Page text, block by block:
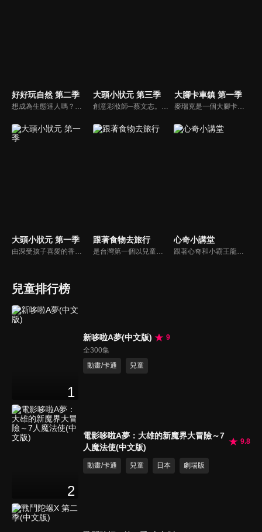
好好玩自然 第二季
想成為生態達人嗎？喜愛悠遊山海叢林、與動物昆蟲親近的小朋友別錯過囉！就讓柳丁哥哥與生態專家阿峰，帶你一起揭開大自然的神秘面紗！
大頭小狀元 第三季
創意彩妝師─蔡文志。香蕉哥哥扮演成一個老婆婆，大頭嚇了一跳，於是香蕉哥哥介紹了化妝師─Tommy給大頭認識。Tommy帶香蕉哥哥、大頭一起參觀Tommy幫學生上課的情形，Tommy和香蕉哥哥舉行創意彩妝PK賽。
大腳卡車鎮 第一季
麥瑞克是一個大腳卡車。 大腳卡車城的居民們都可以尋求他的説明。 但是，他幾乎沒法一個人解決所有的問題。 幸運的是，他有很多朋友會説明他！ 大腳卡車們在這個豐富的卡車城裡過著幸福的生活，這裡也經常有一些讓人激動的事情發生。
大頭小狀元 第一季
由深受孩子喜愛的香蕉哥哥林掄元遍訪全台，帶領小朋友認識台灣各地的技藝達人，介紹日常生活中息息相關的行業。
跟著食物去旅行
是台灣第一個以兒童的視野，帶領大家到食材的產地，了解食材生長的過程，以及農夫種植、養殖的辛苦，深具教育意義節目。透過長達三個月至半年的產地體驗，從一顆種子變成一桌子的菜，讓孩子更能深刻體會到生命的歷程，對食物營養、食品安全的認識，以及食文化的傳承、與環境的調和、對食物的感恩之心。
心奇小講堂
跟著心奇和小霸王龍的步伐 ，一起遊戲、 一起成長、 一起學習。
兒童排行榜
1
新哆啦A夢(中文版)
9
全300集
動畫/卡通
兒童
2
電影哆啦A夢：大雄的新魔界大冒險～7
人魔法使(中文版)
9.8
動畫/卡通 兒童 日本 劇場版